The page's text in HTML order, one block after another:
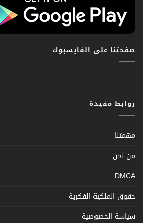
صفحتنا على الفايسبوك
روابط مفيدة
مهمتنا
من نحن
DMCA
حقوق الملكية الفكرية
سياسة الخصوصية